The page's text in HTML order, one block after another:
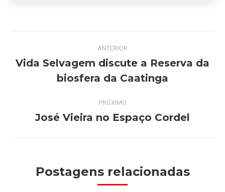
Navegação
de
ANTERIOR
anterior:
Vida Selvagem discute a Reserva da
biosfera da Caatinga
PRÓXIMO
Próximo
José Vieira no Espaço Cordel
Postagens relacionadas